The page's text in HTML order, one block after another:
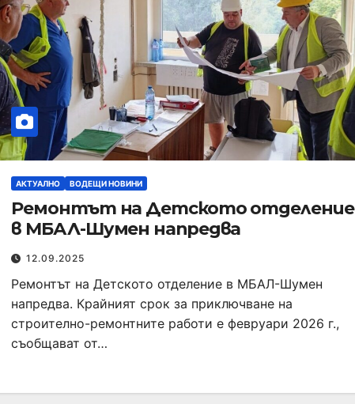
АКТУАЛНО ВОДЕЩИ НОВИНИ
Ремонтът на Детското отделение
в МБАЛ-Шумен напредва
12.09.2025
Ремонтът на Детското отделение в МБАЛ-Шумен
напредва. Крайният срок за приключване на
строително-ремонтните работи е февруари 2026 г.,
съобщават от…